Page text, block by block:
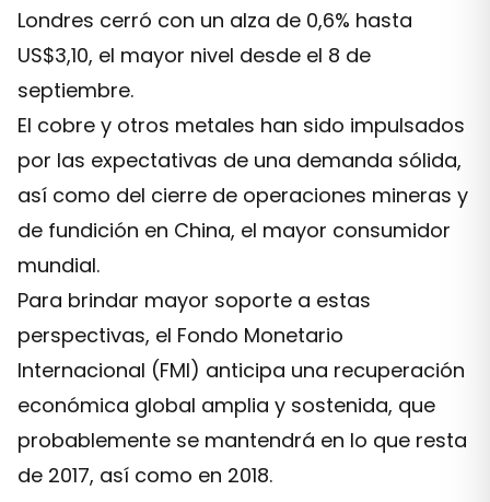
Londres cerró con un alza de 0,6% hasta
US$3,10, el mayor nivel desde el 8 de
septiembre.
El cobre y otros metales han sido impulsados
por las expectativas de una demanda sólida,
así como del cierre de operaciones mineras y
de fundición en China, el mayor consumidor
mundial.
Para brindar mayor soporte a estas
perspectivas, el Fondo Monetario
Internacional (FMI) anticipa una recuperación
económica global amplia y sostenida, que
probablemente se mantendrá en lo que resta
de 2017, así como en 2018.